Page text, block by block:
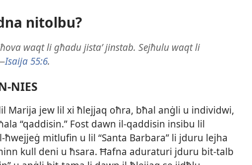
nitolbu?
waqt li għadu jistaʼ jinstab. Sejħulu waqt li
Isaija 55:6.
NIES
Marija jew lil xi ħlejjaq oħra, bħal anġli u individwi,
“qaddisin.” Fost dawn il-​qaddisin insibu lil
​ħwejjeġ mitlufin u lil “Santa Barbara” li jduru lejha
kull deni u ħsara. Ħafna aduraturi jduru bit-​talb